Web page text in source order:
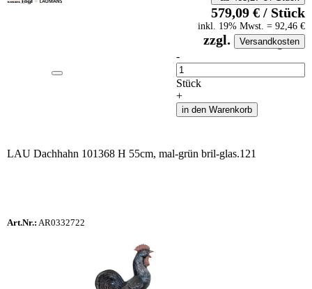
auf Anfrageliste
-
Anzahl
Stück
+
in den Warenkorb
579,09 €/ Stück
inkl. 19% Mwst. = 92,46 €
zzgl. Versandkosten
LAU Dachhahn 101368 H 55cm, mal-grün bril-glas.121
Art.Nr.: AR0332722